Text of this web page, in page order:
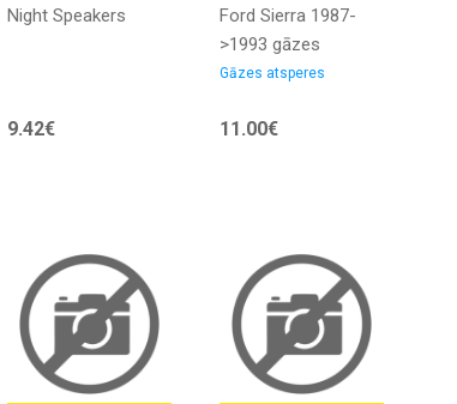
Night Speakers
9.42€
Ford Sierra 1987-
>1993 gāzes
atspere aizmugures
bez skalruniem
Gāzes atsperes
11.00€